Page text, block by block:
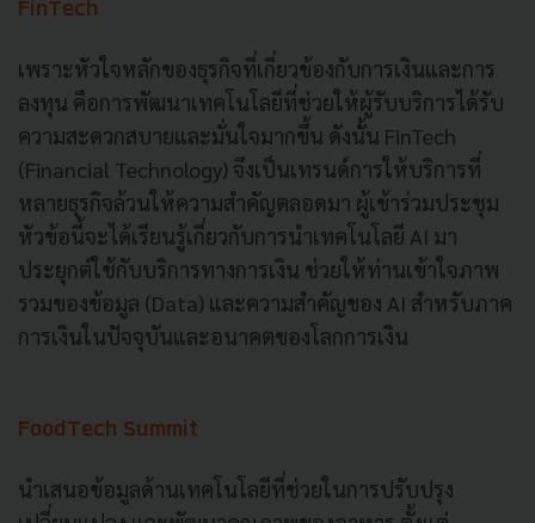
FinTech
เพราะหัวใจหลักของธุรกิจที่เกี่ยวข้องกับการเงินและการ
ลงทุน คือการพัฒนาเทคโนโลยีที่ช่วยให้ผู้รับบริการได้รับ
ความสะดวกสบายและมั่นใจมากขึ้น ดังนั้น FinTech
(Financial Technology) จึงเป็นเทรนด์การให้บริการที่
หลายธุรกิจล้วนให้ความสำคัญตลอดมา ผู้เข้าร่วมประชุม
หัวข้อนี้จะได้เรียนรู้เกี่ยวกับการนำเทคโนโลยี AI มา
ประยุกต์ใช้กับบริการทางการเงิน ช่วยให้ท่านเข้าใจภาพ
รวมของข้อมูล (Data) และความสำคัญของ AI สำหรับภาค
การเงินในปัจจุบันและอนาคตของโลกการเงิน
FoodTech Summit
นำเสนอข้อมูลด้านเทคโนโลยีที่ช่วยในการปรับปรุง